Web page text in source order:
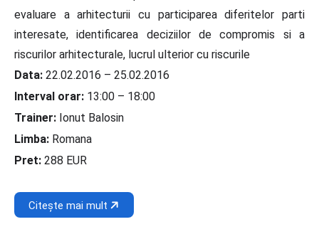
evaluare a arhitecturii cu participarea diferitelor parti
interesate, identificarea deciziilor de compromis si a
riscurilor arhitecturale, lucrul ulterior cu riscurile
Data: 22.02.2016 – 25.02.2016
Interval orar: 13:00 – 18:00
Trainer: Ionut Balosin
Limba: Romana
Pret: 288 EUR
Citește mai mult